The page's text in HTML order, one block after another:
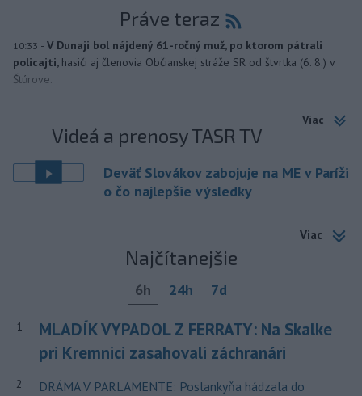
Práve teraz
10:33 - V Dunaji bol nájdený 61-ročný muž, po ktorom pátrali
policajti, hasiči aj členovia Občianskej stráže SR od štvrtka (6. 8.) v
Štúrove.
Viac
Videá a prenosy TASR TV
Deväť Slovákov zabojuje na ME v Paríži
o čo najlepšie výsledky
Viac
Najčítanejšie
6h 24h 7d
1
MLADÍK VYPADOL Z FERRATY: Na Skalke
pri Kremnici zasahovali záchranári
2
DRÁMA V PARLAMENTE: Poslankyňa hádzala do